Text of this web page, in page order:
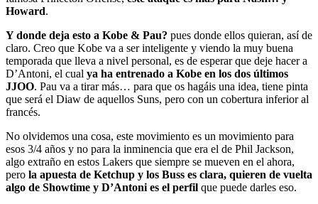
Howard.
Y donde deja esto a Kobe & Pau? pues donde ellos quieran, así de
claro. Creo que Kobe va a ser inteligente y viendo la muy buena
temporada que lleva a nivel personal, es de esperar que deje hacer a
D’Antoni, el cual ya ha entrenado a Kobe en los dos últimos
JJOO. Pau va a tirar más… para que os hagáis una idea, tiene pinta
que será el Diaw de aquellos Suns, pero con un cobertura inferior al
francés.
No olvidemos una cosa, este movimiento es un movimiento para
esos 3/4 años y no para la inminencia que era el de Phil Jackson,
algo extraño en estos Lakers que siempre se mueven en el ahora,
pero la apuesta de Ketchup y los Buss es clara, quieren de vuelta
algo de Showtime y D’Antoni es el perfil que puede darles eso.